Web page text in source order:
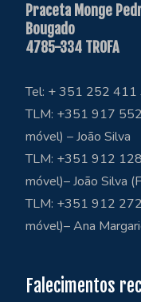
Praceta Monge
Bougado
4785-334 TROFA
Tel: + 351 252 411
TLM: +351 917
móvel) – João Silva
TLM: +351 912
móvel)– João Silva
TLM: +351 912
móvel)– Ana
Falecimentos